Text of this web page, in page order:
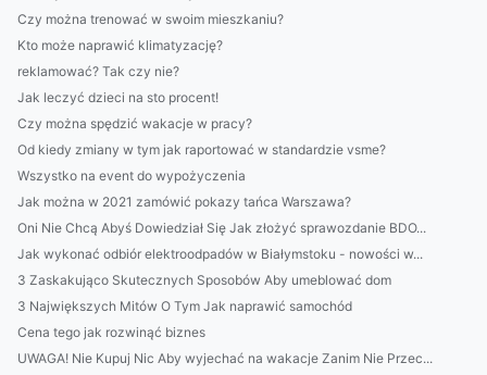
Czy można trenować w swoim mieszkaniu?
Kto może naprawić klimatyzację?
reklamować? Tak czy nie?
Jak leczyć dzieci na sto procent!
Czy można spędzić wakacje w pracy?
Od kiedy zmiany w tym jak raportować w standardzie vsme?
Wszystko na event do wypożyczenia
Jak można w 2021 zamówić pokazy tańca Warszawa?
Oni Nie Chcą Abyś Dowiedział Się Jak złożyć sprawozdanie BDO...
Jak wykonać odbiór elektroodpadów w Białymstoku - nowości w...
3 Zaskakująco Skutecznych Sposobów Aby umeblować dom
3 Największych Mitów O Tym Jak naprawić samochód
Cena tego jak rozwinąć biznes
UWAGA! Nie Kupuj Nic Aby wyjechać na wakacje Zanim Nie Przec...